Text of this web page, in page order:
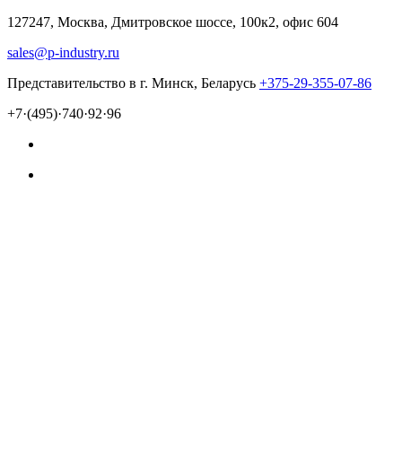
127247, Москва, Дмитровское шоссе, 100к2, офис 604
sales@p-industry.ru
Представительство в г. Минск, Беларусь +375-29-355-07-86
+7·(495)·740·92·96